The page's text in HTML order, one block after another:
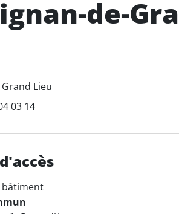
de-
Lieu
03 14
bâtiment